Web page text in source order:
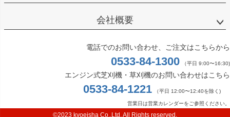
会社概要
電話でのお問い合わせ、ご注文はこちらから
0533-84-1300 （平日 9:00〜16:30)
エンジン式芝刈機・草刈機のお問い合わせはこちら
0533-84-1221 （平日 12:00〜12:40を除く)
営業日は営業カレンダーをご参照ください。
©2023 kyoeisha Co.,Ltd. All Rights reserved.